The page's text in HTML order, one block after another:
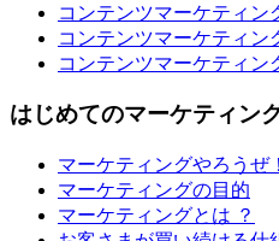
コンテンツマーケティ
コンテンツマーケティン
コンテンツマーケティン
はじめてのマーケティン
マーケティングやろうぜ！
マーケティングの目的
マーケティングとは ？